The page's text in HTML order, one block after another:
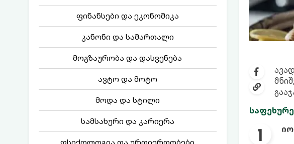
ფინანსები და ეკონომიკა
კანონი და სამართალი
მოგზაურობა და დასვენება
ავტო და მოტო
მოდა და სტილი
სამსახური და კარიერა
ფსიქოლოგია და ურთიერთობები